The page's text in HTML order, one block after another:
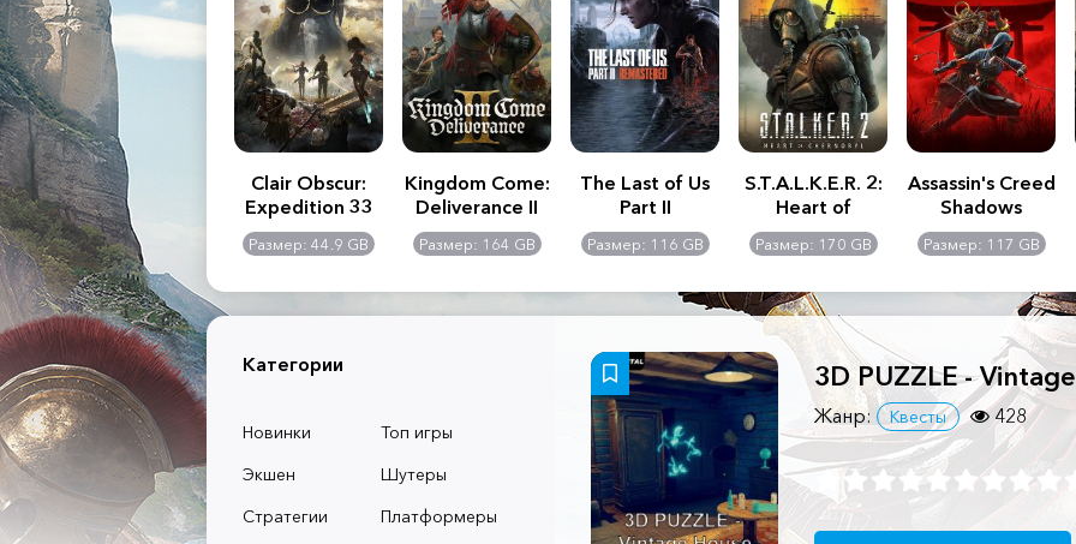
2:
-
GB
Assassin's Creed
Shadows
Размер: 117 GB
Clair Obscur:
Expedition 33
Размер: 44.9 GB
Kingdom Come:
Deliverance II
Размер: 164 GB
The Last of Us
Part II
Remastered
Размер: 116 GB
S.T.A.L.K.E.R. 2:
Heart of
Chernobyl -
Ultimate Edition
Размер: 170 GB
Assassin's Creed
Shadows
Размер: 117 GB
Категории
Новинки
Топ игры
Экшен
Шутеры
Стратегии
Платформеры
3D PUZZLE -
Жанр: Квесты 428